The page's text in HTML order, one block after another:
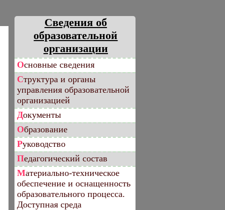
Сведения об
образовательной
организации
Основные сведения
Структура и органы
управления образовательной
организацией
Документы
Образование
Руководство
Педагогический состав
Материально-техническое
обеспечение и оснащенность
образовательного процесса.
Доступная среда